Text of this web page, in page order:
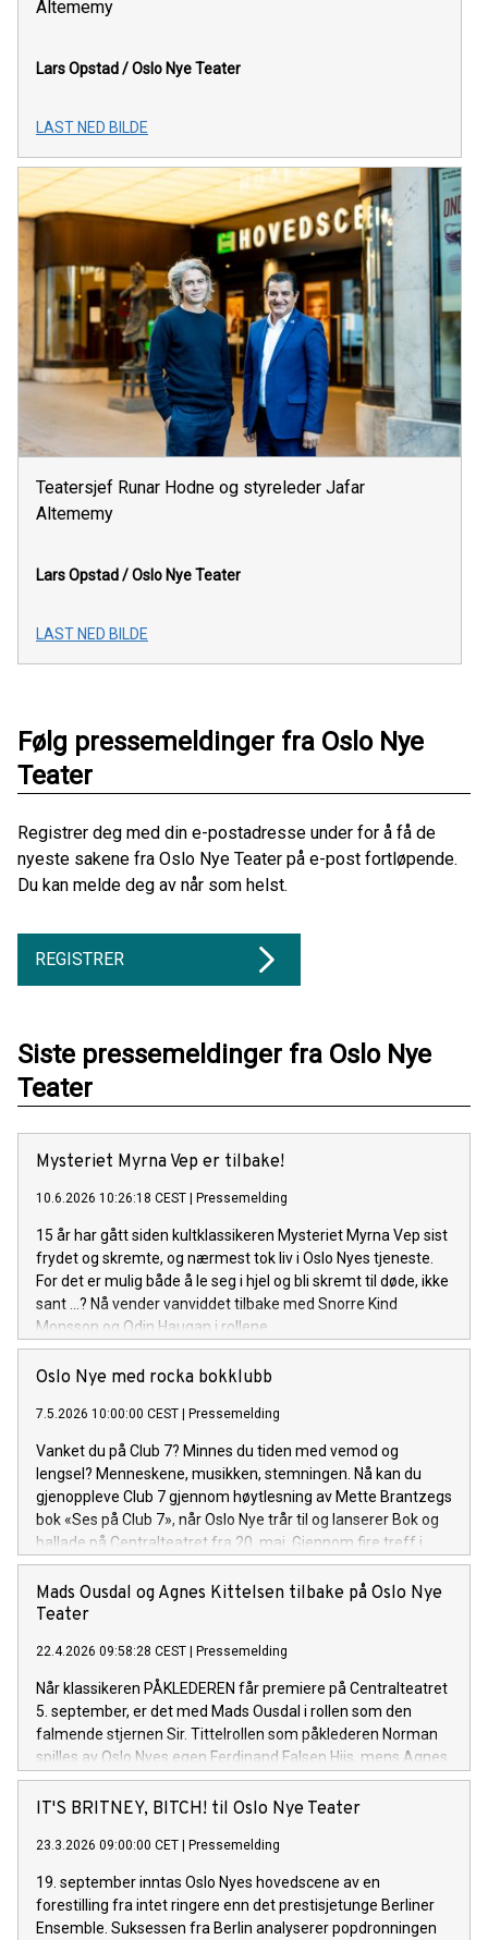
Altememy
Lars Opstad /Oslo Nye Teater
LAST NED BILDE
Teatersjef Runar Hodne og styreleder Jafar
Altememy
Lars Opstad /Oslo Nye Teater
LAST NED BILDE
Følg pressemeldinger fra Oslo Nye
Teater
Registrer deg med din e-postadresse under for å få de
nyeste sakene fra Oslo Nye Teater på e-post fortløpende.
Du kan melde deg av når som helst.
REGISTRER
Siste pressemeldinger fra Oslo Nye
Teater
Mysteriet Myrna Vep er tilbake!
10.6.2026 10:26:18 CEST | Pressemelding
15 år har gått siden kultklassikeren Mysteriet Myrna Vep sist
frydet og skremte, og nærmest tok liv i Oslo Nyes tjeneste.
For det er mulig både å le seg i hjel og bli skremt til døde, ikke
sant ...? Nå vender vanviddet tilbake med Snorre Kind
Monsson og Odin Haugan i rollene.
Oslo Nye med rocka bokklubb
7.5.2026 10:00:00 CEST | Pressemelding
Vanket du på Club 7? Minnes du tiden med vemod og
lengsel? Menneskene, musikken, stemningen. Nå kan du
gjenoppleve Club 7 gjennom høytlesning av Mette Brantzegs
bok «Ses på Club 7», når Oslo Nye trår til og lanserer Bok og
ballade på Centralteatret fra 20. mai. Gjennom fire treff i
byens kuleste bokklubb i mai og juni kan du mimre med
likesinnede. Og musikken? Den er med.
Mads Ousdal og Agnes Kittelsen tilbake på Oslo Nye
Teater
22.4.2026 09:58:28 CEST | Pressemelding
Når klassikeren PÅKLEDEREN får premiere på Centralteatret
5. september, er det med Mads Ousdal i rollen som den
falmende stjernen Sir. Tittelrollen som påklederen Norman
spilles av Oslo Nyes egen Ferdinand Falsen Hiis, mens Agnes
Kittelsen gjester i rollen som Mylady.
IT'S BRITNEY, BITCH! til Oslo Nye Teater
23.3.2026 09:00:00 CET | Pressemelding
19. september inntas Oslo Nyes hovedscene av en
forestilling fra intet ringere enn det prestisjetunge Berliner
Ensemble. Suksessen fra Berlin analyserer popdronningen